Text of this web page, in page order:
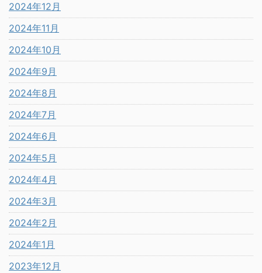
2024年12月
2024年11月
2024年10月
2024年9月
2024年8月
2024年7月
2024年6月
2024年5月
2024年4月
2024年3月
2024年2月
2024年1月
2023年12月